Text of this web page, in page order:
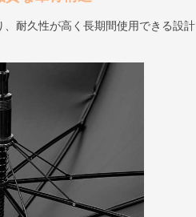
耐久性が高く長期間使用できる設計